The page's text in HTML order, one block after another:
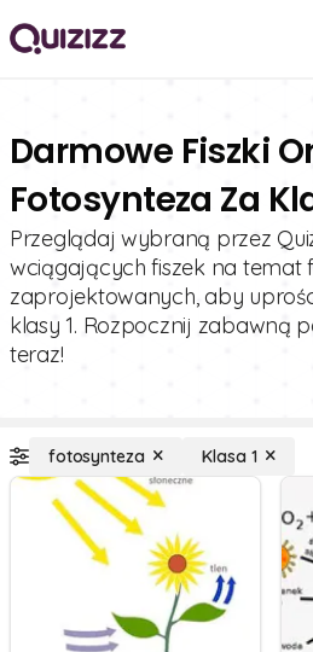
Darmowe Fiszki
Fotosynteza Za
Przeglądaj wybraną przez
wciągających fiszek na temat
zaprojektowanych, aby
klasy 1. Rozpocznij zabawną
teraz!
fotosynteza Klasa 1